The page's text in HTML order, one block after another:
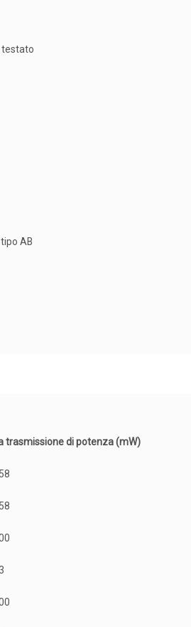
testato
AB
trasmissione di potenza (mW)